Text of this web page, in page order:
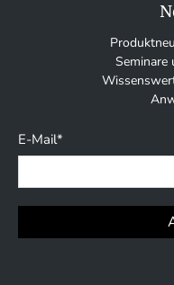
Seminare
E-Mail*